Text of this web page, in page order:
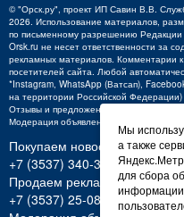
©"Орск.ру", проект ИП Савин В.В.
2026. Использование материалов,
по письменному разрешению Редакции
Orsk.ru не несет ответственности за
рекламных материалов. Комментарии
посетителей сайта. Любой
*Instagram, WhatsApp (Ватсап),
на территории Российской Федерации)
Отзывы и предложения о работе
Модерация объявлений +7 (3537) 32-71-
Покупаем новости:
+7 (3537) 340-300,
Продаем рекламу:
+7 (3537) 25-08-07;
Мы
а также
для сбора
информации